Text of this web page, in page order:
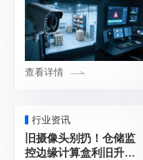
核心是将普通摄像头升级为
“智能眼睛”，724小时自动
识别安全隐患、违规操作与
异常事件
查看详情
行业资讯
旧摄像头别扔！仓储监
控边缘计算盒利旧升